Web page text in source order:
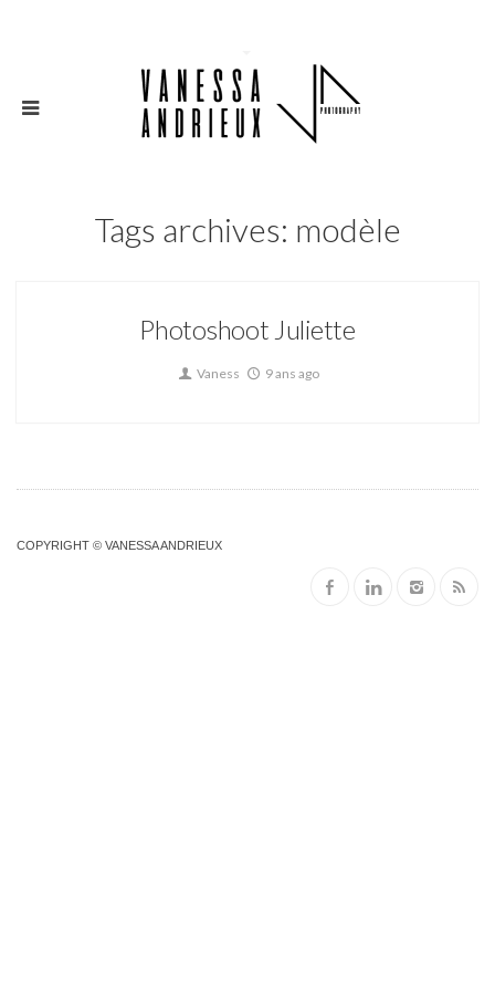
Tags archives: modèle
Photoshoot Juliette
Vaness 9 ans ago
COPYRIGHT © VANESSA ANDRIEUX